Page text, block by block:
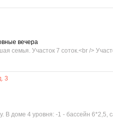
вечера
Участок 7 соток.<br />
3
В доме 4 уровня: -1 - бассейн